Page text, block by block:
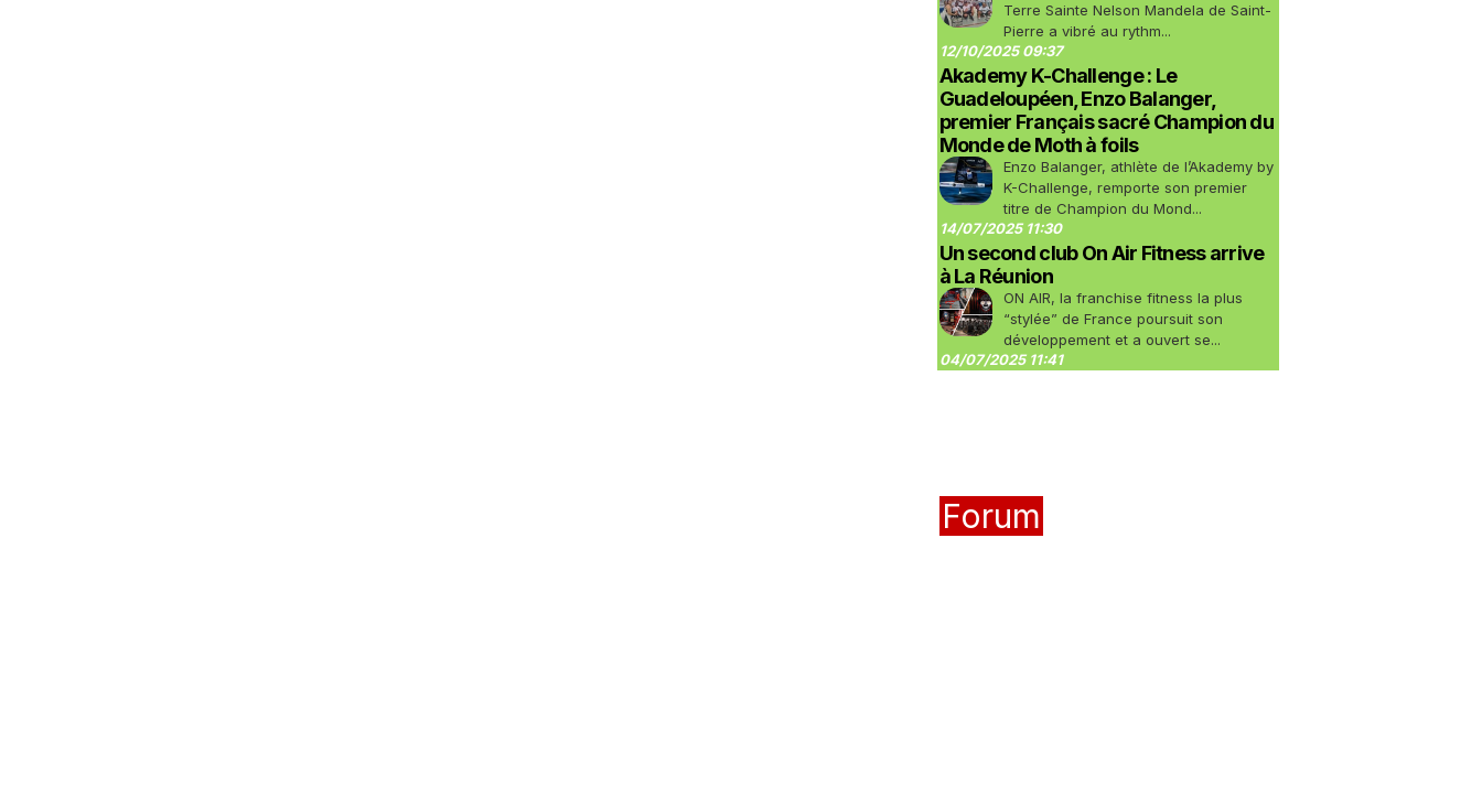
Terre Sainte Nelson Mandela de Saint-
Pierre a vibré au rythm...
12/10/2025 09:37
Akademy K-Challenge : Le
Guadeloupéen, Enzo Balanger,
premier Français sacré Champion du
Monde de Moth à foils
Enzo Balanger, athlète de l’Akademy by
K-Challenge, remporte son premier
titre de Champion du Mond...
14/07/2025 11:30
Un second club On Air Fitness arrive
à La Réunion
ON AIR, la franchise fitness la plus
“stylée” de France poursuit son
développement et a ouvert se...
04/07/2025 11:41
Forum